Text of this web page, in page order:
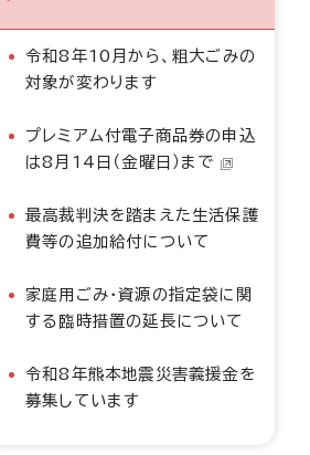
令和8年10月から、粗大ごみの
対象が変わります
プレミアム付電子商品券の申込
は8月14日（金曜日）まで
最高裁判決を踏まえた生活保護
費等の追加給付について
家庭用ごみ・資源の指定袋に関
する臨時措置の延長について
令和8年熊本地震災害義援金を
募集しています